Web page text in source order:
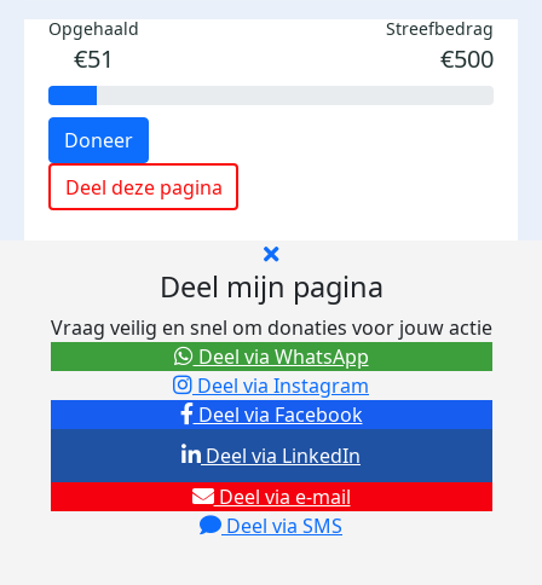
Opgehaald
€51
Streefbedrag
€500
Doneer
Deel deze pagina
Deel mijn pagina
Vraag veilig en snel om donaties voor jouw actie
Deel via Facebook
Deel via Instagram
Deel via e-mail
Deel via SMS
Deel via LinkedIn
Deel via WhatsApp